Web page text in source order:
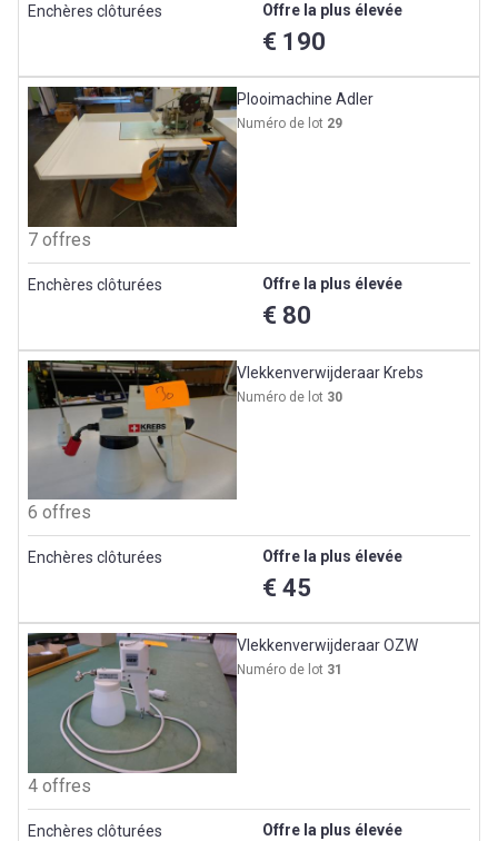
Enchères clôturées Offre la plus élevée
€ 190
Plooimachine Adler
Numéro de lot 29
7 offres
Enchères clôturées Offre la plus élevée
€ 80
Vlekkenverwijderaar Krebs
Numéro de lot 30
6 offres
Enchères clôturées Offre la plus élevée
€ 45
Vlekkenverwijderaar OZW
Numéro de lot 31
4 offres
Enchères clôturées Offre la plus élevée